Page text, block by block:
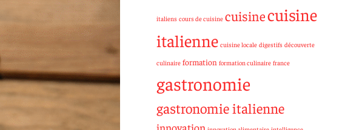
italiens cours de cuisine cuisinecuisine
italienne cuisine locale digestifs découverte
culinaire formation formation culinaire france
gastronomie
gastronomie italienne
innovation